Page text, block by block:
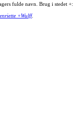
fulde navn. Brug i stedet +:
+Wulff.